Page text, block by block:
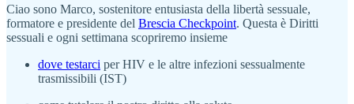
Ciao sono Marco, sostenitore entusiasta della libertà sessuale,
formatore e presidente del Brescia Checkpoint. Questa è Diritti
sessuali e ogni settimana scopriremo insieme
dove testarci per HIV e le altre infezioni sessualmente
trasmissibili (IST)